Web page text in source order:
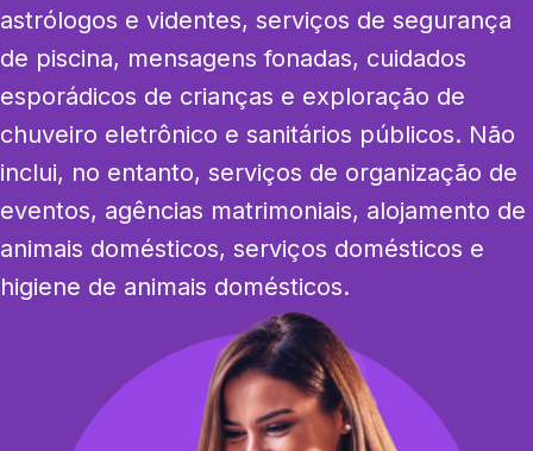
astrólogos e videntes, serviços de segurança
de piscina, mensagens fonadas, cuidados
esporádicos de crianças e exploração de
chuveiro eletrônico e sanitários públicos. Não
inclui, no entanto, serviços de organização de
eventos, agências matrimoniais, alojamento de
animais domésticos, serviços domésticos e
higiene de animais domésticos.